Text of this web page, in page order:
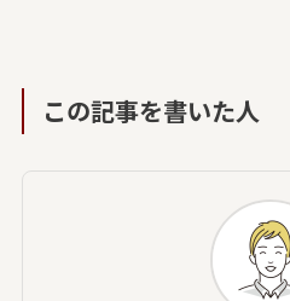
この記事を書いた人